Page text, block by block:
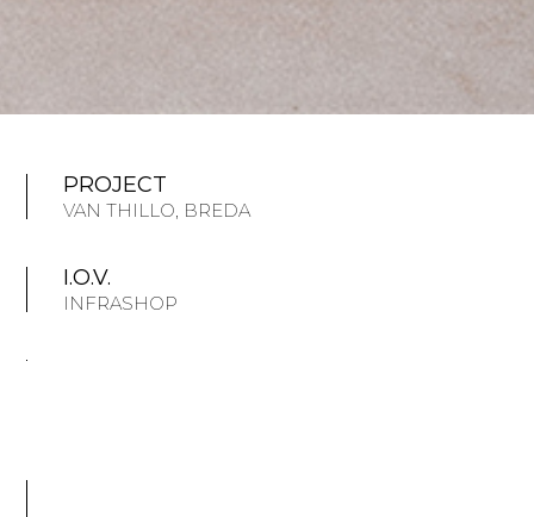
PROJECT
VAN THILLO, BREDA
I.O.V.
INFRASHOP